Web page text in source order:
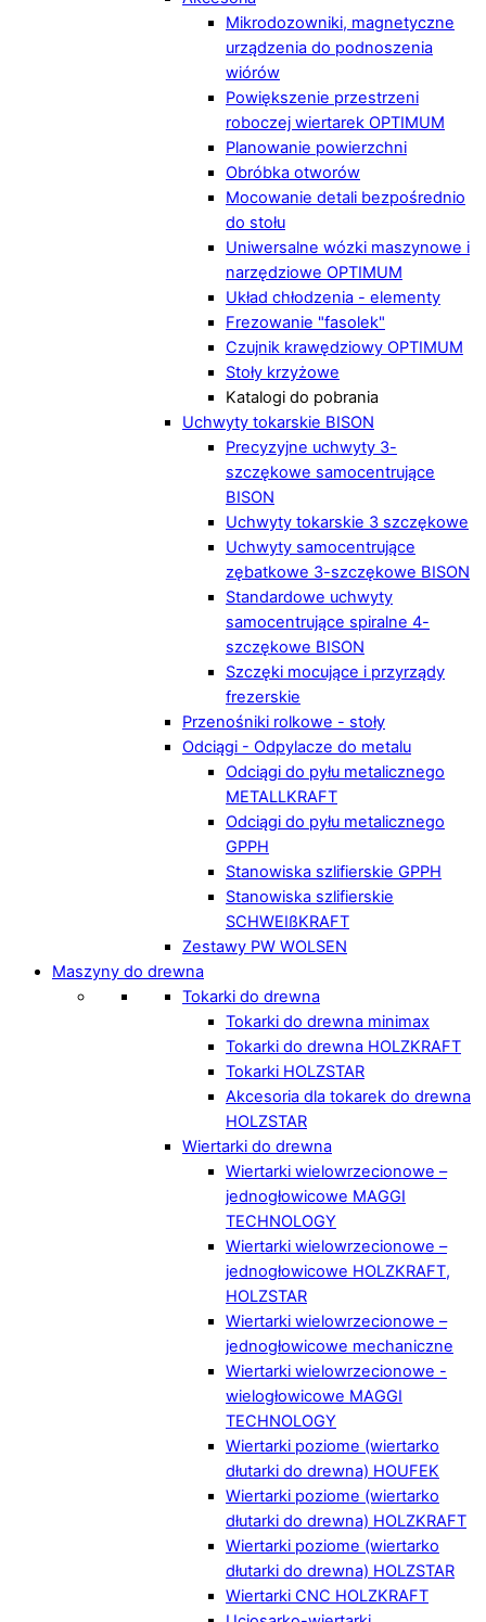
Mikrodozowniki, magnetyczne
urządzenia do podnoszenia
wiórów
Powiększenie przestrzeni
roboczej wiertarek OPTIMUM
Planowanie powierzchni
Obróbka otworów
Mocowanie detali bezpośrednio
do stołu
Uniwersalne wózki maszynowe i
narzędziowe OPTIMUM
Układ chłodzenia - elementy
Frezowanie "fasolek"
Czujnik krawędziowy OPTIMUM
Stoły krzyżowe
Katalogi do pobrania
Uchwyty tokarskie BISON
Precyzyjne uchwyty 3-
szczękowe samocentrujące
BISON
Uchwyty tokarskie 3 szczękowe
Uchwyty samocentrujące
zębatkowe 3-szczękowe BISON
Standardowe uchwyty
samocentrujące spiralne 4-
szczękowe BISON
Szczęki mocujące i przyrządy
frezerskie
Przenośniki rolkowe - stoły
Odciągi - Odpylacze do metalu
Odciągi do pyłu metalicznego
METALLKRAFT
Odciągi do pyłu metalicznego
GPPH
Stanowiska szlifierskie GPPH
Stanowiska szlifierskie
SCHWEIßKRAFT
Zestawy PW WOLSEN
Maszyny do drewna
Tokarki do drewna
Tokarki do drewna minimax
Tokarki do drewna HOLZKRAFT
Tokarki HOLZSTAR
Akcesoria dla tokarek do drewna
HOLZSTAR
Wiertarki do drewna
Wiertarki wielowrzecionowe –
jednogłowicowe MAGGI
TECHNOLOGY
Wiertarki wielowrzecionowe –
jednogłowicowe HOLZKRAFT,
HOLZSTAR
Wiertarki wielowrzecionowe –
jednogłowicowe mechaniczne
Wiertarki wielowrzecionowe -
wielogłowicowe MAGGI
TECHNOLOGY
Wiertarki poziome (wiertarko
dłutarki do drewna) HOUFEK
Wiertarki poziome (wiertarko
dłutarki do drewna) HOLZKRAFT
Wiertarki poziome (wiertarko
dłutarki do drewna) HOLZSTAR
Wiertarki CNC HOLZKRAFT